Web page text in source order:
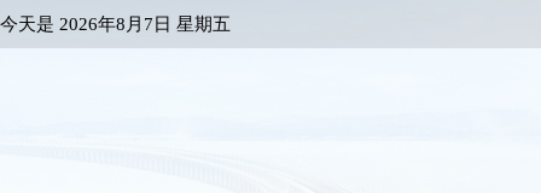
今天是 2026年8月7日 星期五